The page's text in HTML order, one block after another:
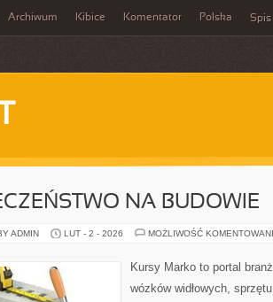
Archiwum Kibice Komentator Polska Spis
NA BUDOWIE
ADMIN LUT - 2 - 2026 MOŻLIWOŚĆ
Kursy Marko to portal
wózków widłowych,